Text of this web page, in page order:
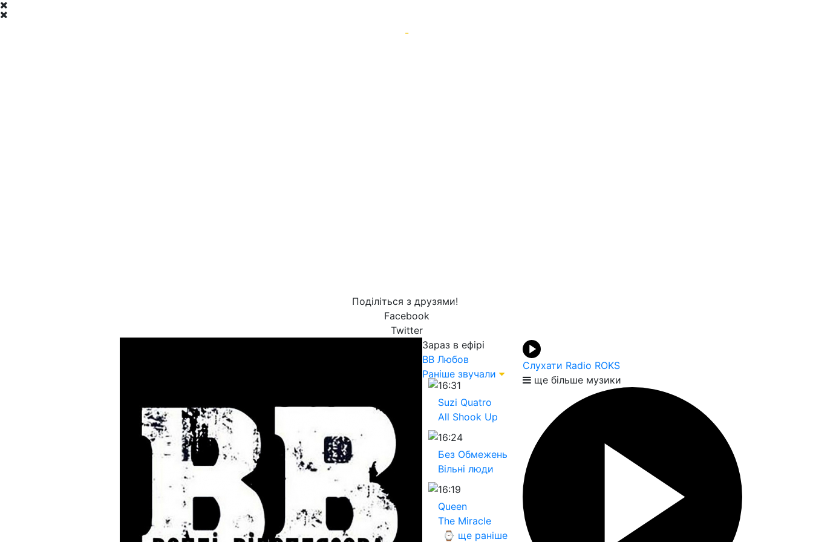
-
Поділіться з друзями!
Facebook
Twitter
Зараз в ефірі
ВВ Любов
Раніше звучали
16:31
Suzi Quatro
All Shook Up
16:24
Без Обмежень
Вільні люди
16:19
Queen
The Miracle
⌚ ще раніше
Слухати Radio ROKS
ще більше музики